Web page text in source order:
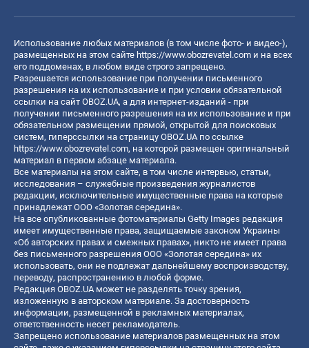
Использование любых материалов (в том числе фото- и видео-),
размещенных на этом сайте https://www.obozrevatel.com и на всех
его поддоменах, в любом виде строго запрещено.
Разрешается использование при получении письменного
разрешения на их использование и при условии обязательной
ссылки на сайт OBOZ.UA, а для интернет-изданий - при
получении письменного разрешения на их использование и при
обязательном размещении прямой, открытой для поисковых
систем, гиперссылки на страницу OBOZ.UA по ссылке
https://www.obozrevatel.com, на которой размещен оригинальный
материал в первом абзаце материала.
Все материалы на этом сайте, в том числе интервью, статьи,
исследования – служебные произведения журналистов
редакции, исключительные имущественные права на которые
принадлежат ООО «Золотая середина».
На все опубликованные фотоматериалы Getty Images редакция
имеет имущественные права, защищаемые законом Украины
«Об авторских правах и смежных правах», никто не имеет права
без письменного разрешения ООО «Золотая середина» их
использовать, они не подлежат дальнейшему воспроизводству,
переводу, распространению в любой форме.
Редакция OBOZ.UA может не разделять точку зрения,
изложенную в авторском материале. За достоверность
информации, размещенной в рекламных материалах,
ответственность несет рекламодатель.
Запрещено использование материалов размещенных на этом